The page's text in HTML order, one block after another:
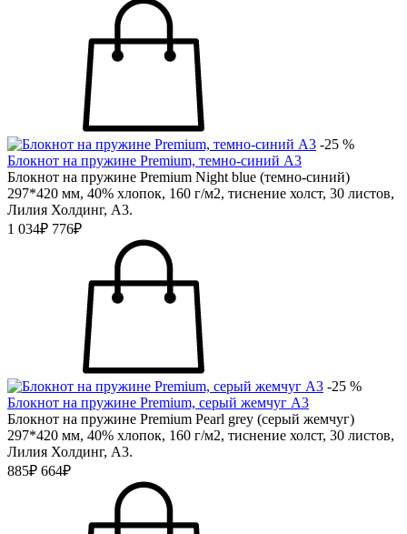
-25 %
Блокнот на пружине Premium, темно-синий А3
Блокнот на пружине Premium Night blue (темно-синий)
297*420 мм, 40% хлопок, 160 г/м2, тиснение холст, 30 листов,
Лилия Холдинг, А3.
1 034₽ 776₽
-25 %
Блокнот на пружине Premium, серый жемчуг А3
Блокнот на пружине Premium Pearl grey (серый жемчуг)
297*420 мм, 40% хлопок, 160 г/м2, тиснение холст, 30 листов,
Лилия Холдинг, А3.
885₽ 664₽